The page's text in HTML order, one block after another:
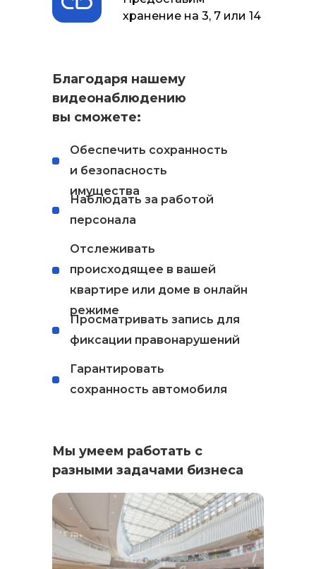
хранение на 3, 7 или 14
Благодаря нашему
видеонаблюдению
вы сможете:
Обеспечить сохранность
и безопасность
имущества
Наблюдать за работой
персонала
Отслеживать
происходящее в вашей
квартире или доме в онлайн
режиме
Просматривать запись для
фиксации правонарушений
Гарантировать
сохранность автомобиля
Мы умеем работать с
разными задачами бизнеса